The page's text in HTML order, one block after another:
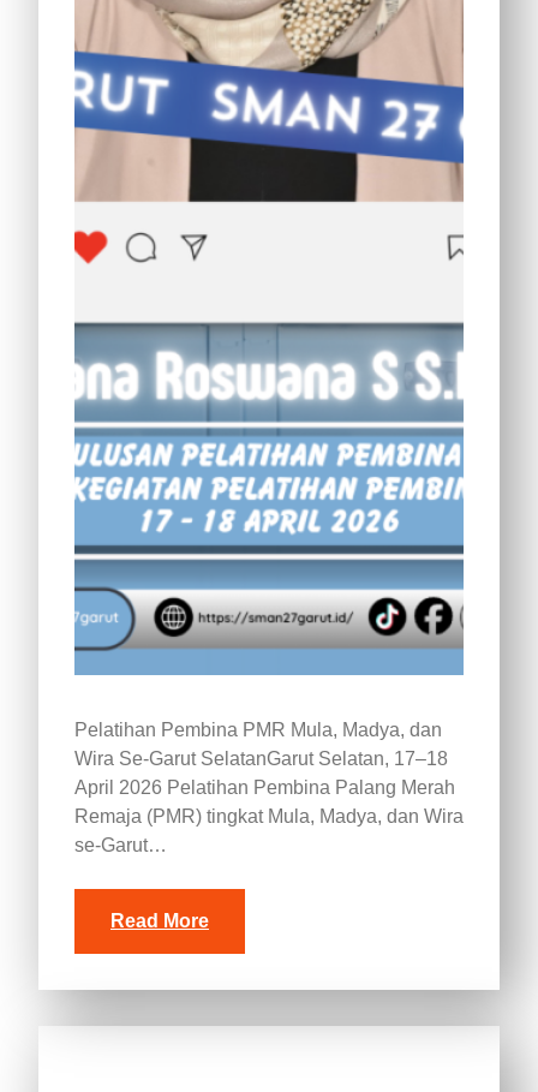
Pelatihan Pembina PMR Mula, Madya, dan
Wira Se-Garut SelatanGarut Selatan, 17–18
April 2026 Pelatihan Pembina Palang Merah
Remaja (PMR) tingkat Mula, Madya, dan Wira
se-Garut…
Read More